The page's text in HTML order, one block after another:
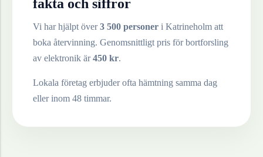
fakta och siffror
Vi har hjälpt över3 500 personer i Katrineholm att
boka återvinning. Genomsnittligt pris för bortforsling
av elektronik är450 kr.
Lokala företag erbjuder ofta hämtning samma dag
eller inom 48 timmar.